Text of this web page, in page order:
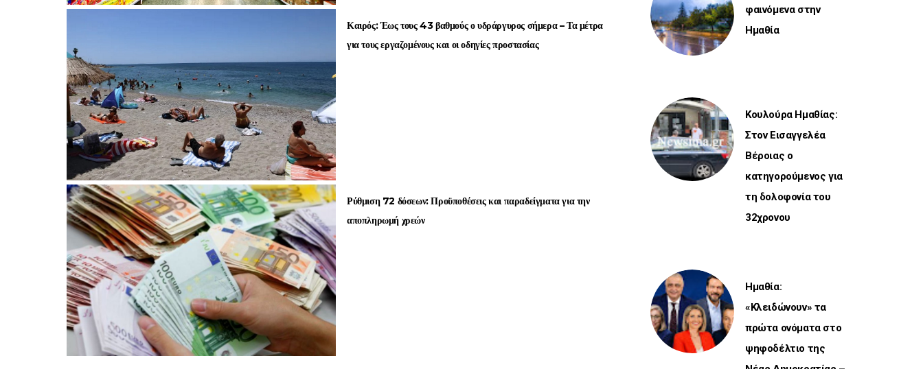
Καιρός: Έως τους 43 βαθμούς ο υδράργυρος σήμερα – Τα μέτρα
για τους εργαζομένους και οι οδηγίες προστασίας
Ρύθμιση 72 δόσεων: Προϋποθέσεις και παραδείγματα για την
αποπληρωμή χρεών
φαινόμενα στην
Ημαθία
Κουλούρα Ημαθίας:
Στον Εισαγγελέα
Βέροιας ο
κατηγορούμενος για
τη δολοφονία του
32χρονου
Ημαθία:
«Κλειδώνουν» τα
πρώτα ονόματα στο
ψηφοδέλτιο της